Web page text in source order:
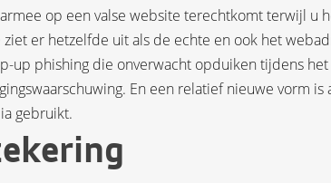
op een valse website terechtkomt terwijl u
er hetzelfde uit als de echte en ook het
up phishing die onverwacht opduiken tijdens
En een relatief nieuwe vorm is
gebruikt.